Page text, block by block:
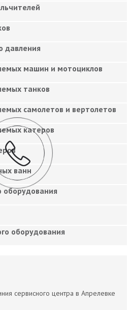
давления
машин и мотоциклов
танков
самолетов и вертолетов
катеров
ванн
оборудования
оборудования
сервисного центра в Апрелевке